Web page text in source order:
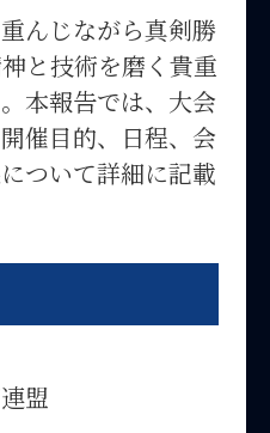
んじながら真剣勝
と技術を磨く貴重
本報告では、大会
催目的、日程、会
ついて詳細に記載
盟